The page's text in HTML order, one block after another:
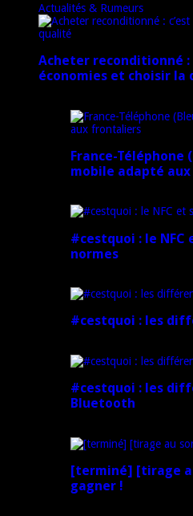
Actualités & Rumeurs
Acheter reconditionné :
économies et choisir la
France-Téléphone
mobile adapté
#cestquoi : le
normes
#cestquoi : les
#cestquoi : les
Bluetooth
[terminé] [tirage
gagner !